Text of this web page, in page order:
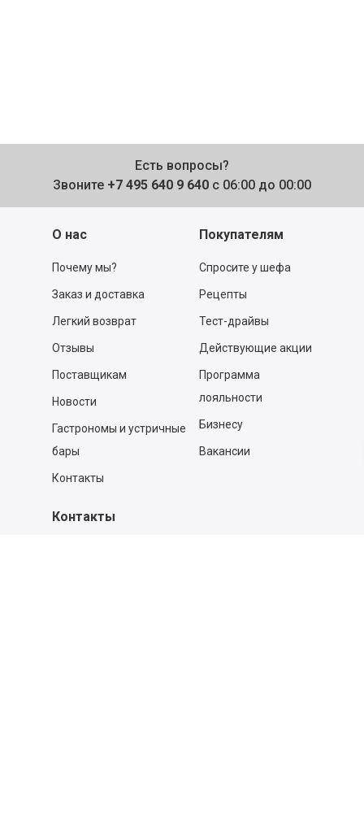
Есть вопросы?
Звоните +7 495 640 9 640 с 06:00 до 00:00
О нас
Почему мы?
Заказ и доставка
Легкий возврат
Отзывы
Поставщикам
Новости
Гастрономы и устричные
бары
Контакты
Покупателям
Спросите у шефа
Рецепты
Тест-драйвы
Действующие акции
Программа
лояльности
Бизнесу
Вакансии
Контакты